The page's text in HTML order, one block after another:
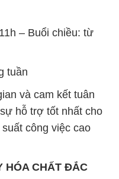
– Buổi chiều: từ
tuần
và cam kết tuân
hỗ trợ tốt nhất cho
công việc cao
HÓA CHẤT ĐẮC